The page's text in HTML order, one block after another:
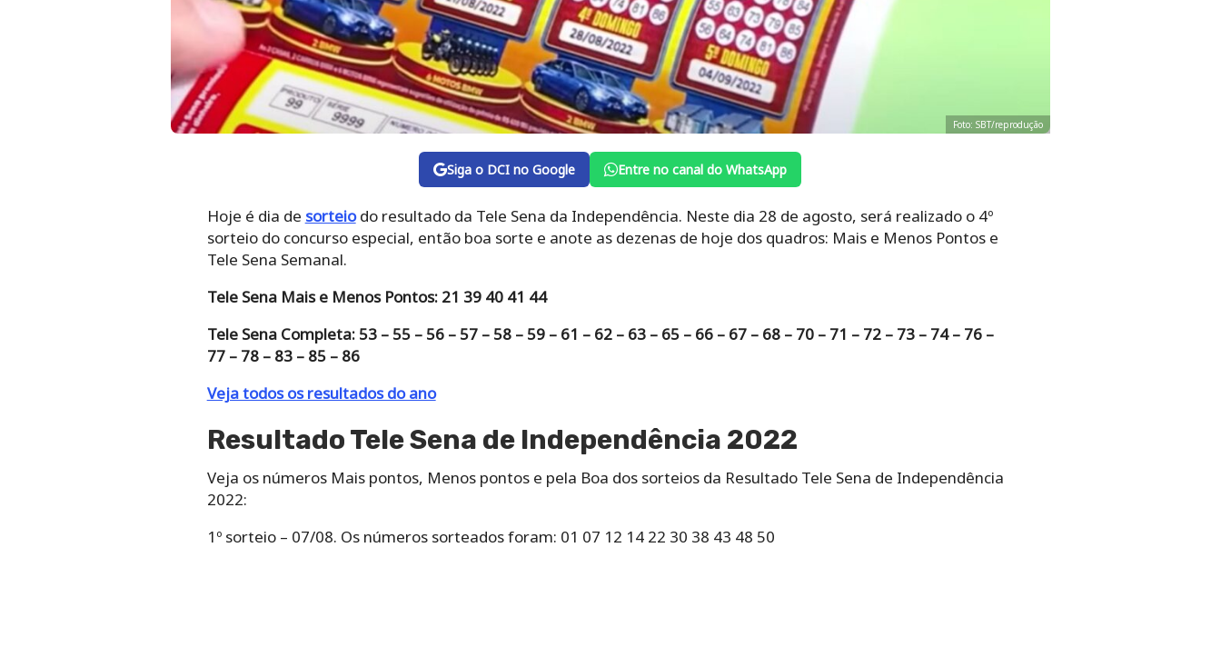
Foto: SBT/reprodução
Siga o DCI no Google Entre no canal do WhatsApp
Hoje é dia de sorteiodo resultado da Tele Sena da Independência. Neste dia 28 de agosto, será realizado o 4º
sorteio do concurso especial, então boa sorte e anote as dezenas de hoje dos quadros: Mais e Menos Pontos e
Tele Sena Semanal.
Tele Sena Mais e Menos Pontos: 21 39 40 41 44
Tele Sena Completa: 53 – 55 – 56 – 57 – 58 – 59 – 61 – 62 – 63 – 65 – 66 – 67 – 68 – 70 – 71 – 72 – 73 – 74 – 76 –
77 – 78 – 83 – 85 – 86
Veja todos os resultados do ano
Resultado Tele Sena de Independência 2022
Veja os números Mais pontos, Menos pontos e pela Boa dos sorteios da Resultado Tele Sena de Independência
2022:
1º sorteio – 07/08. Os números sorteados foram: 01 07 12 14 22 30 38 43 48 50